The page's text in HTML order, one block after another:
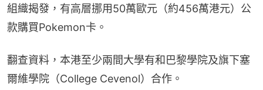
組織揭發，有高層挪用50萬歐元（約456萬港元）公
款購買Pokemon卡。
翻查資料，本港至少兩間大學有和巴黎學院及旗下塞
爾維學院（College Cevenol）合作。